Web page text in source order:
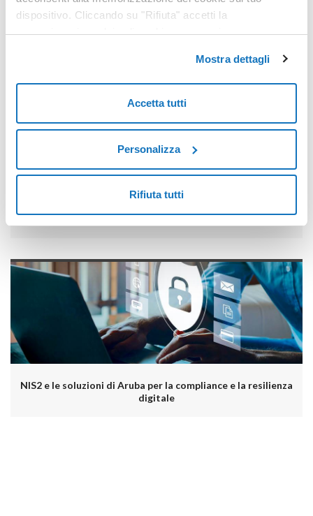
dispositivo. Cliccando su "Rifiuta" accetti la
memorizzazione dei soli cookie necessari.
Mostra dettagli
Accetta tutti
Personalizza
Rifiuta tutti
un’opportunità per rafforzare sicurezza e resi
Il ruolo delle infrastrutture IT per il settore fintech
NIS2 e le soluzioni di Aruba per la compliance e la resilienza
digitale